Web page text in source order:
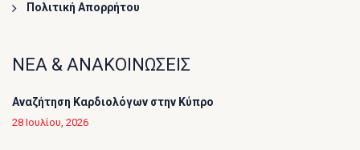
Πολιτική Απορρήτου
ΝΕΑ & ΑΝΑΚΟΙΝΩΣΕΙΣ
Αναζήτηση Καρδιολόγων στην Κύπρο
28 Ιουλίου, 2026